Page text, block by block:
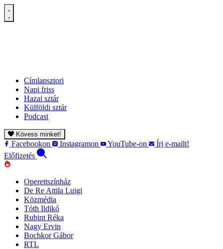
Címlapsztori
Napi friss
Hazai sztár
Külföldi sztár
Podcast
Kövess minket!
Facebookon Instagramon YouTube-on
Írj e-mailt!
Előfizetés
Operettszínház
De Re Attila Luigi
Közmédia
Tóth Ildikó
Rubint Réka
Nagy Ervin
Bochkor Gábor
RTL